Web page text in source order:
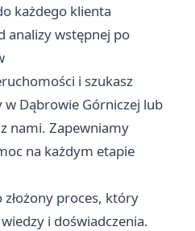
każdego klienta
analizy wstępnej po
i szukasz
Dąbrowie Górniczej lub
nami. Zapewniamy
na każdym etapie
złożony proces, który
i doświadczenia.